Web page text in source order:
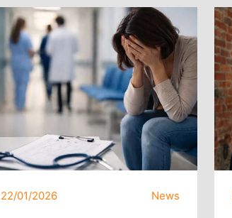
22/01/2026 News